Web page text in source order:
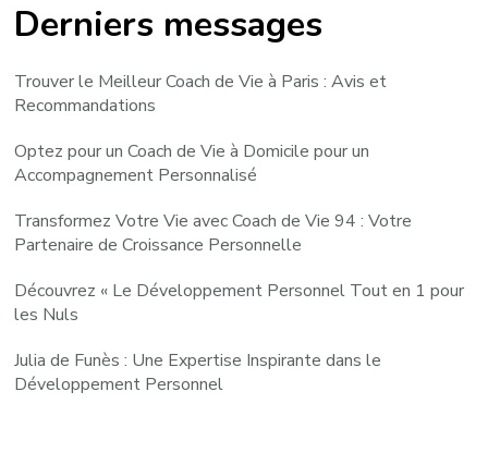
Derniers messages
Trouver le Meilleur Coach de Vie à Paris : Avis et
Recommandations
Optez pour un Coach de Vie à Domicile pour un
Accompagnement Personnalisé
Transformez Votre Vie avec Coach de Vie 94 : Votre
Partenaire de Croissance Personnelle
Découvrez « Le Développement Personnel Tout en 1 pour
les Nuls
Julia de Funès : Une Expertise Inspirante dans le
Développement Personnel